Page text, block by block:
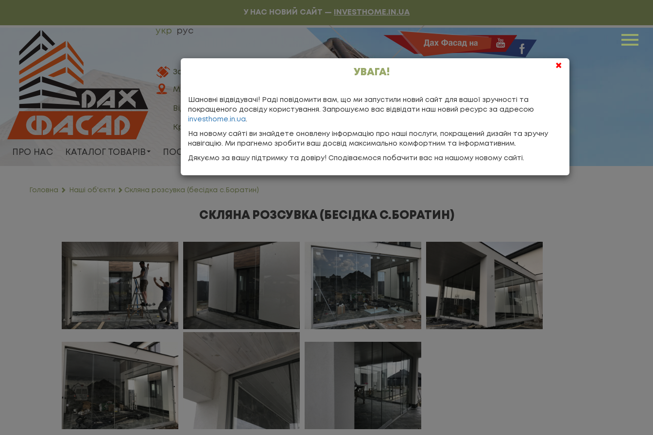
У НАС НОВИЙ САЙТ — INVESTHOME.IN.UA
×
УВАГА!
Шановні відвідувачі! Раді повідомити вам, що ми запустили новий сайт для вашої зручності та
покращеного досвіду користування. Запрошуємо вас відвідати наш новий ресурс за адресою
investhome.in.ua.
На новому сайті ви знайдете оновлену інформацію про наші послуги, покращений дизайн та зручну
навігацію. Ми прагнемо зробити ваш досвід максимально комфортним та інформативним.
Дякуємо за вашу підтримку та довіру! Сподіваємося побачити вас на нашому новому сайті.
укр рус
Замовити зворотній дзвінок
Ми тут
Відгуки про нас
Кредитні програми
ПРО НАС КАТАЛОГ ТОВАРІВ ПОСЛУГИ
Головна Наші об'єкти Скляна розсувка (бесідка с.Боратин)
СКЛЯНА РОЗСУВКА (БЕСІДКА С.БОРАТИН)